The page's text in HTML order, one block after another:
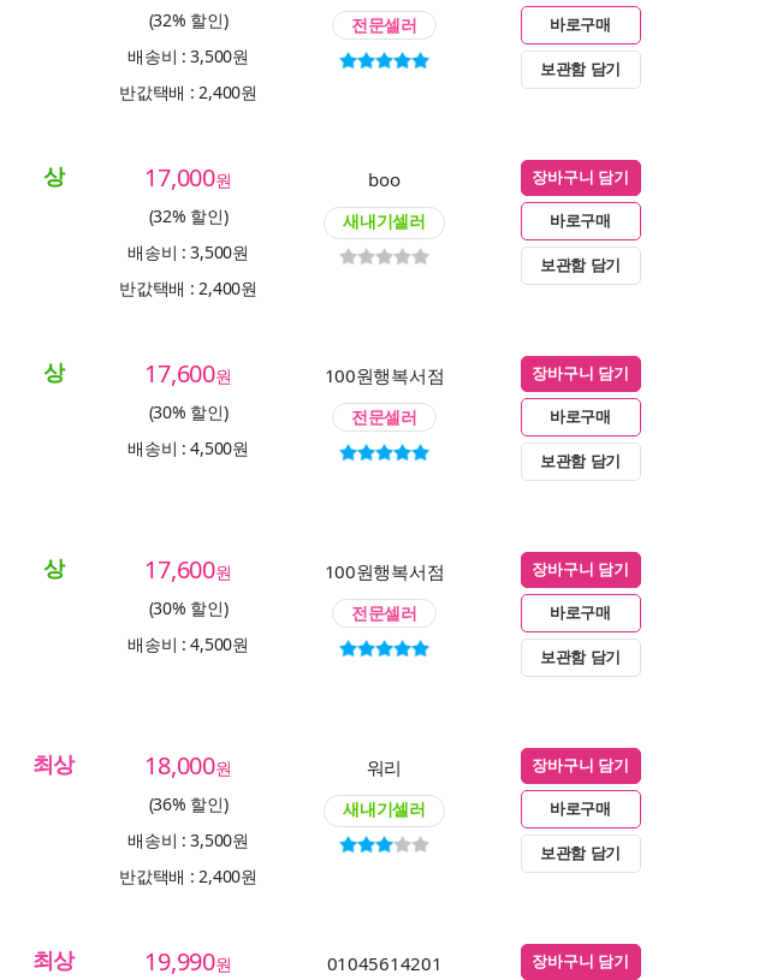
(32% 할인)
배송비 : 3,500원
반값택배 : 2,400원
전문셀러 바로구매
보관함 담기
상 17,000원
(32% 할인)
배송비 : 3,500원
반값택배 : 2,400원
boo
새내기셀러
장바구니 담기
바로구매
보관함 담기
상 17,600원
(30% 할인)
배송비 : 4,500원
100원행복서점
전문셀러
장바구니 담기
바로구매
보관함 담기
상 17,600원
(30% 할인)
배송비 : 4,500원
100원행복서점
전문셀러
장바구니 담기
바로구매
보관함 담기
최상 18,000원
(36% 할인)
배송비 : 3,500원
반값택배 : 2,400원
워리
새내기셀러
장바구니 담기
바로구매
보관함 담기
최상 19,990원
01045614201 장바구니 담기